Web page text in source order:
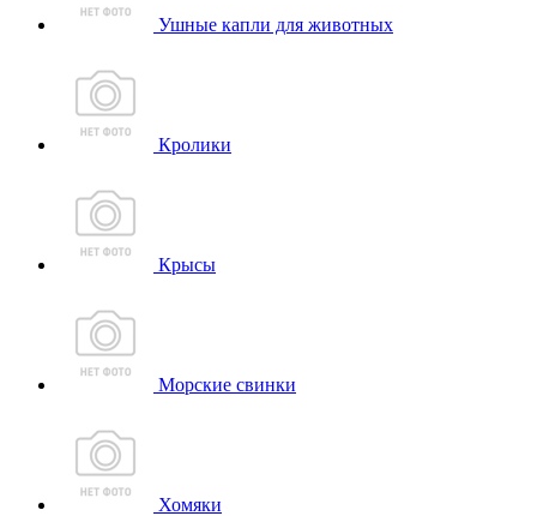
Ушные капли для животных
Кролики
Крысы
Морские свинки
Хомяки